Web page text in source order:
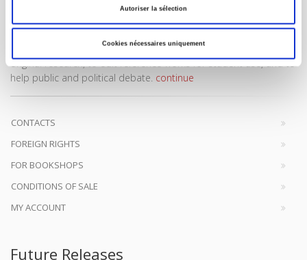
Autoriser la sélection
Cookies nécessaires uniquement
SCIENCES PO UNIVERSITY PRESS has a threefold role: to publish
original research, to edit reference works for student use, and to
help public and political debate. continue
CONTACTS
FOREIGN RIGHTS
FOR BOOKSHOPS
CONDITIONS OF SALE
MY ACCOUNT
Future Releases